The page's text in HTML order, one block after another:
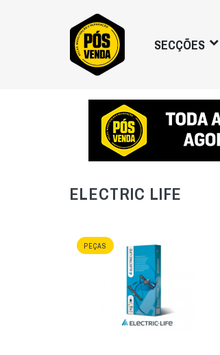
SECÇÕES
ELECTRIC LIFE
PEÇAS